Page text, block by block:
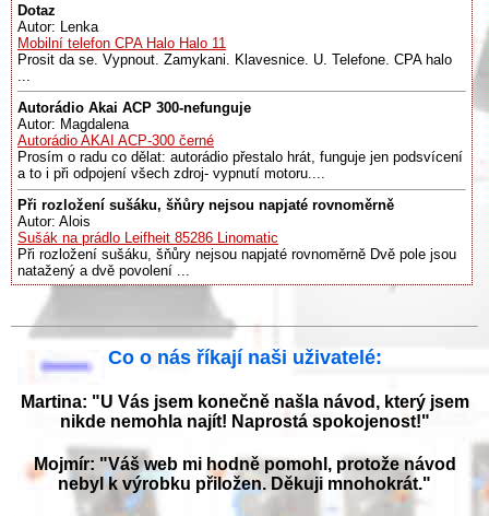
Dotaz
Autor: Lenka
Mobilní telefon CPA Halo Halo 11
Prosit da se. Vypnout. Zamykani. Klavesnice. U. Telefone. CPA halo
Autorádio Akai ACP 300-nefunguje
Autor: Magdalena
Autorádio AKAI ACP-300 černé
Prosím o radu co dělat: autorádio přestalo hrát, funguje jen podsvícení
a to i při odpojení všech zdroj- vypnutí motoru....
Při rozložení sušáku, šňůry nejsou napjaté rovnoměrně
Autor: Alois
Sušák na prádlo Leifheit 85286 Linomatic
Při rozložení sušáku, šňůry nejsou napjaté rovnoměrně Dvě pole jsou
natažený a dvě povolení ...
Co o nás říkají naši uživatelé:
Martina: "U Vás jsem konečně našla návod, který jsem
nikde nemohla najít! Naprostá spokojenost!"
Mojmír: "Váš web mi hodně pomohl, protože návod
nebyl k výrobku přiložen. Děkuji mnohokrát."